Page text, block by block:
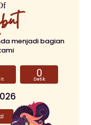
menjadi bagian
0
Detik